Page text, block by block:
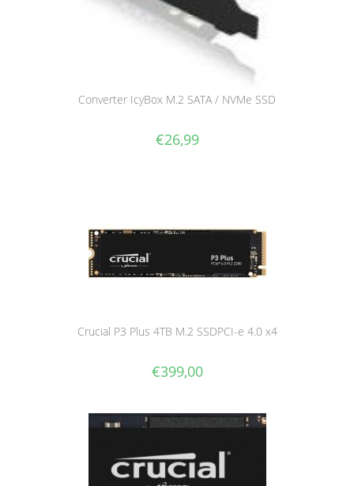
Converter IcyBox M.2 SATA / NVMe SSD
€26,99
Crucial P3 Plus 4TB M.2 SSDPCI-e 4.0 x4
€399,00